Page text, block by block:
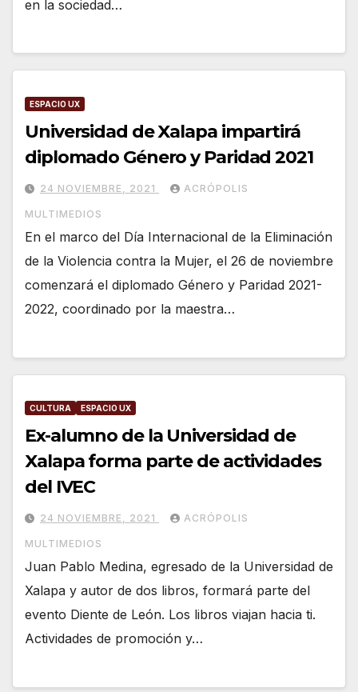
en la sociedad…
ESPACIO UX
Universidad de Xalapa impartirá
diplomado Género y Paridad 2021
24 NOVIEMBRE, 2021 ACRÓPOLIS
MULTIMEDIOS
En el marco del Día Internacional de la Eliminación
de la Violencia contra la Mujer, el 26 de noviembre
comenzará el diplomado Género y Paridad 2021-
2022, coordinado por la maestra…
CULTURA ESPACIO UX
Ex-alumno de la Universidad de
Xalapa forma parte de actividades
del IVEC
24 NOVIEMBRE, 2021 ACRÓPOLIS
MULTIMEDIOS
Juan Pablo Medina, egresado de la Universidad de
Xalapa y autor de dos libros, formará parte del
evento Diente de León. Los libros viajan hacia ti.
Actividades de promoción y…